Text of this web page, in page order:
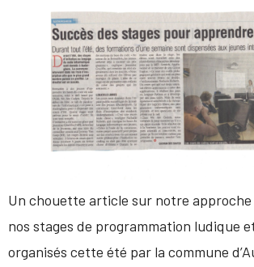
Un chouette article sur notre approche
nos stages de programmation ludique
organisés cette été par la commune